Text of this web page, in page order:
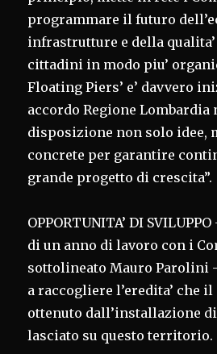
programmare il futuro
infrastrutture e della
cittadini in modo piu’
Floating Piers’ e’ davvero
accordo Regione Lombardia
disposizione non solo idee,
concrete per garantire
grande progetto di crescita”.
OPPORTUNITA’ DI
di un anno di lavoro con i
sottolineato Mauro Parolini
a raccogliere l’eredita’ che
ottenuto dall’installazione
lasciato su questo territorio.